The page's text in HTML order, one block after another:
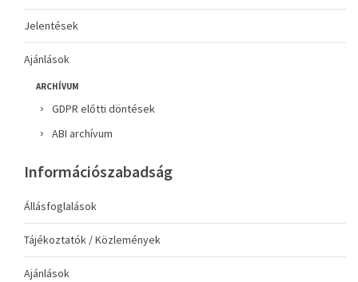
Jelentések
Ajánlások
ARCHÍVUM
GDPR előtti döntések
ABI archívum
Információszabadság
Állásfoglalások
Tájékoztatók / Közlemények
Ajánlások